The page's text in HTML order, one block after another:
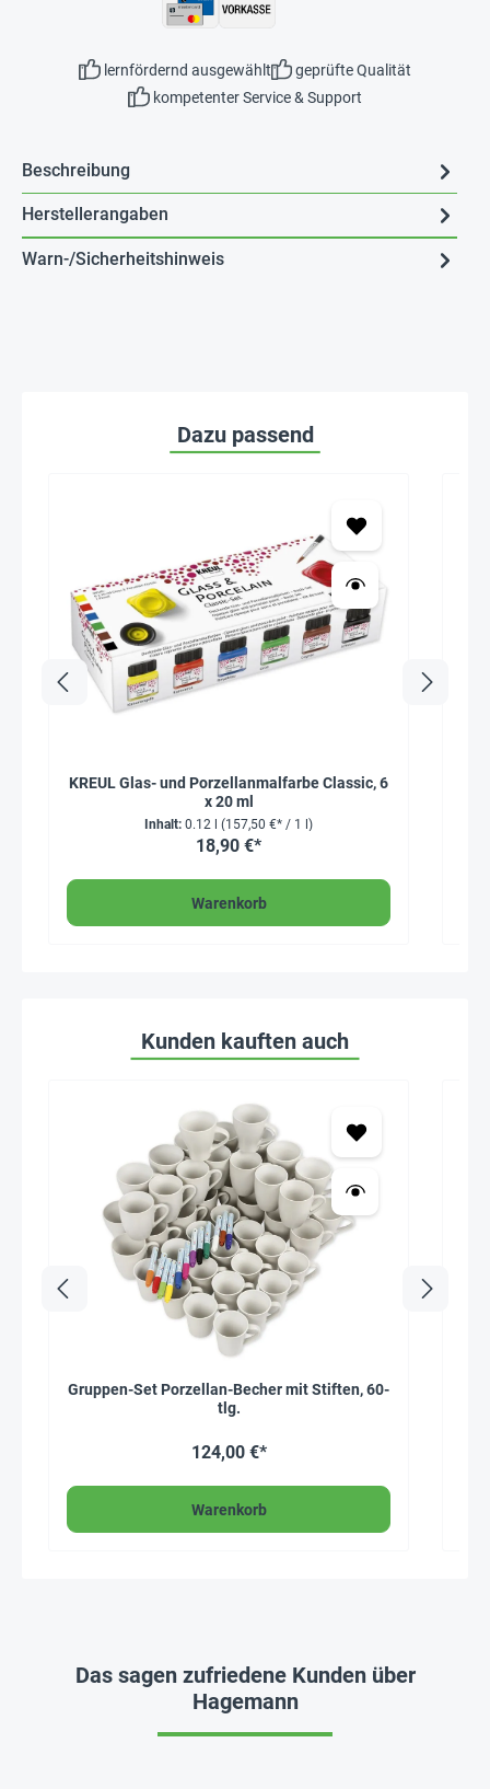
lernfördernd ausgewählt
geprüfte Qualität
kompetenter Service & Support
Beschreibung
Herstellerangaben
Warn-/Sicherheitshinweis
Dazu passend
KREUL Glas- und Porzellanmalfarbe Classic, 6
x 20 ml
Inhalt: 0.12 l (157,50 €* / 1 l)
18,90 €*
Warenkorb
Kunden kauften auch
Gruppen-Set Porzellan-Becher mit Stiften, 60-
tlg.
124,00 €*
Warenkorb
Das sagen zufriedene Kunden über
Hagemann